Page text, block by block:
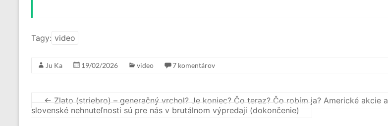
Tagy: video
Ju Ka 19/02/2026 video 7 komentárov
← Zlato (striebro) – generačný vrchol? Je koniec? Čo teraz? Čo robím ja? Americké akcie a
slovenské nehnuteľnosti sú pre nás v brutálnom výpredaji (dokončenie)